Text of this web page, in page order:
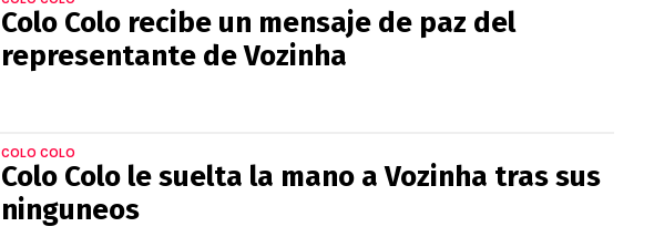
Colo Colo recibe un mensaje de paz del
representante de Vozinha
COLO COLO
Colo Colo le suelta la mano a Vozinha tras sus
ninguneos